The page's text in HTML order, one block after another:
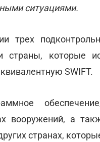
ситуациями.
трех
страны, которые
SWIFT.
вооружений, а
странах,